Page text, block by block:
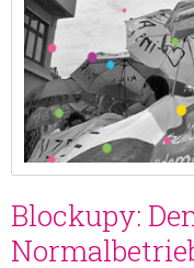
Blockupy: